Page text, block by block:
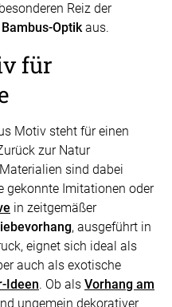
Reiz der
Optikaus.
für
Motiv steht für einen
zur Natur
sind dabei
gekonnte Imitationen oder
in zeitgemäßer
, ausgeführt in
eignet sich ideal als
auch als exotische
Ideen. Ob als Vorhang am
ungemein dekorativer